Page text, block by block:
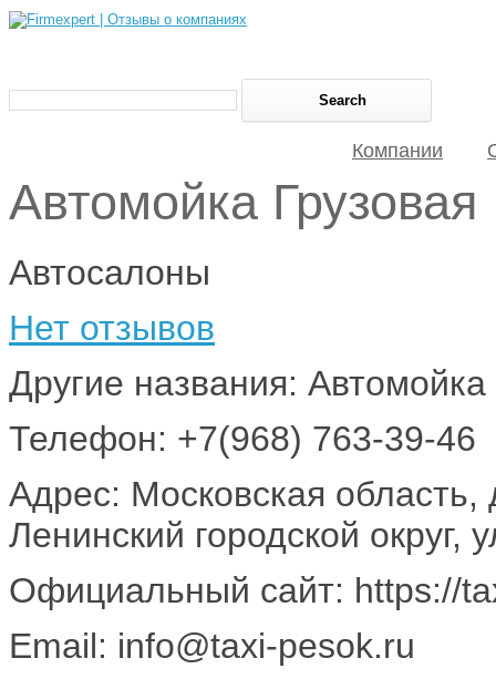
Компании
Автомойка Грузовая
Автосалоны
Нет отзывов
Другие названия: Автомойка
Телефон: +7(968) 763-39-46
Адрес: Московская
Ленинский городской
Официальный сайт: https://
Email: info@taxi-pesok.ru